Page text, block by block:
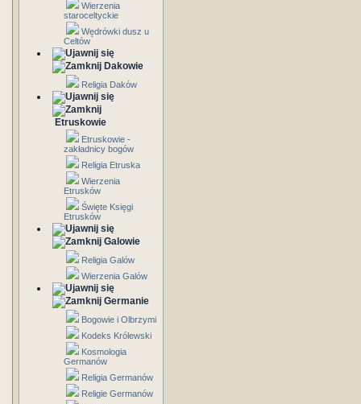
Wierzenia
staroceltyckie
Wędrówki dusz u
Celtów
Dakowie
Religia Daków
Etruskowie
Etruskowie -
zakładnicy bogów
Religia Etruska
Wierzenia
Etrusków
Święte Księgi
Etrusków
Galowie
Religia Galów
Wierzenia Galów
Germanie
Bogowie i Olbrzymi
Kodeks Królewski
Kosmologia
Germanów
Religia Germanów
Religie Germanów